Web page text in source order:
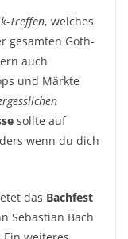
Treffen, welches
gesamten Goth-
auch
und Märkte
sollte auf
wenn du dich
das Bachfest
Sebastian Bach